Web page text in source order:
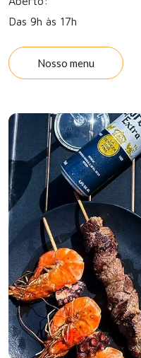
Das 9h às 17h
Nosso menu